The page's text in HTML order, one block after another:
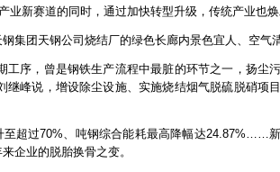
业新赛道的同时，通过加快转型升级，传统产业也焕
集团天钢公司烧结厂的绿色长廊内景色宜人、空气
工序，曾是钢铁生产流程中最脏的环节之一，扬尘
继峰说，增设除尘设施、实施烧结烟气脱硫脱硝项
至超过70%、吨钢综合能耗最高降幅达24.87%……
企业的脱胎换骨之变。